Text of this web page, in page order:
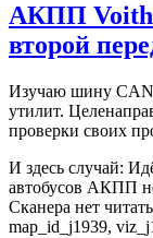
АКПП Voith
второй
Изучаю шину CAN
утилит.
проверки своих
И здесь случай:
автобусов АКПП
Сканера нет
map_id_j1939,